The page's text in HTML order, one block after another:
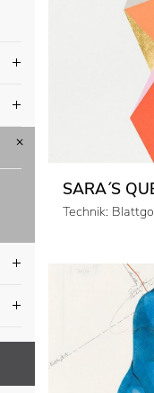
SARA´S
Technik: